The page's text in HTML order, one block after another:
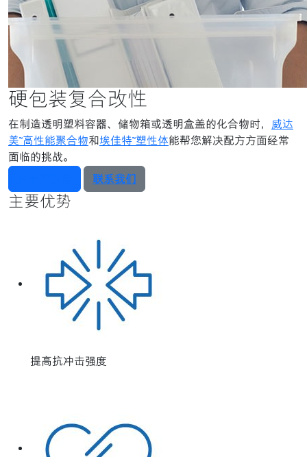
硬包装复合改性
在制造透明塑料容器、储物箱或透明盒盖的化合物时， 威达
美™高性能聚合物和埃佳特™塑性体能帮您解决配方方面经常
面临的挑战。
联系我们
主要优势
提高抗冲击强度